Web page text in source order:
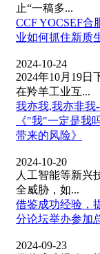
止“一稿多...
CCF YOCSEF
业如何抓住新质
2024-10-24
2024年10月19日
在羚羊工业互...
我亦我,我亦非我
《"我"一定是我
带来的风险》
2024-10-20
人工智能等新兴
全威胁，如...
借鉴成功经验，
分论坛举办参加
2024-09-23